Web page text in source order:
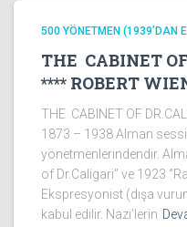
500 YÖNETMEN (1939’DAN
THE CABINET
**** ROBERT
THE CABINET OF
1873 – 1938 Alman
yönetmenlerindendir.
of Dr.Caligari’’ ve 1923
Ekspresyonist (dışa
kabul edilir. Nazi’lerin